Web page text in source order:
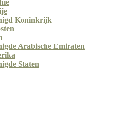
Koninkrijk
Arabische Emiraten
Staten